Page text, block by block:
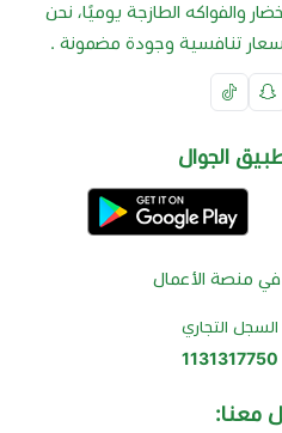
والفواكه الطازجة يوميًا، نحن
تنافسية وجودة مضمونة .
الجوال
منصة الأعمال
السجل التجاري
1131317750
معنا: